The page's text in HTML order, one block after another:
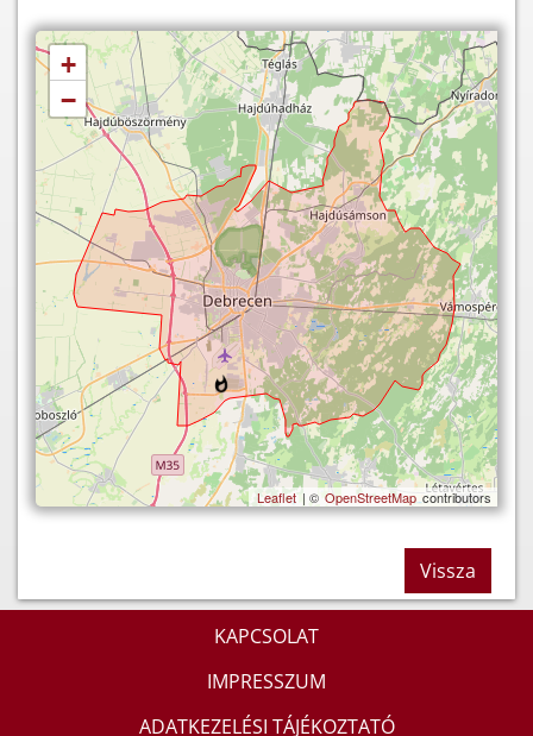
+
−
Leaflet | © OpenStreetMap contributors
Vissza
KAPCSOLAT
IMPRESSZUM
ADATKEZELÉSI TÁJÉKOZTATÓ